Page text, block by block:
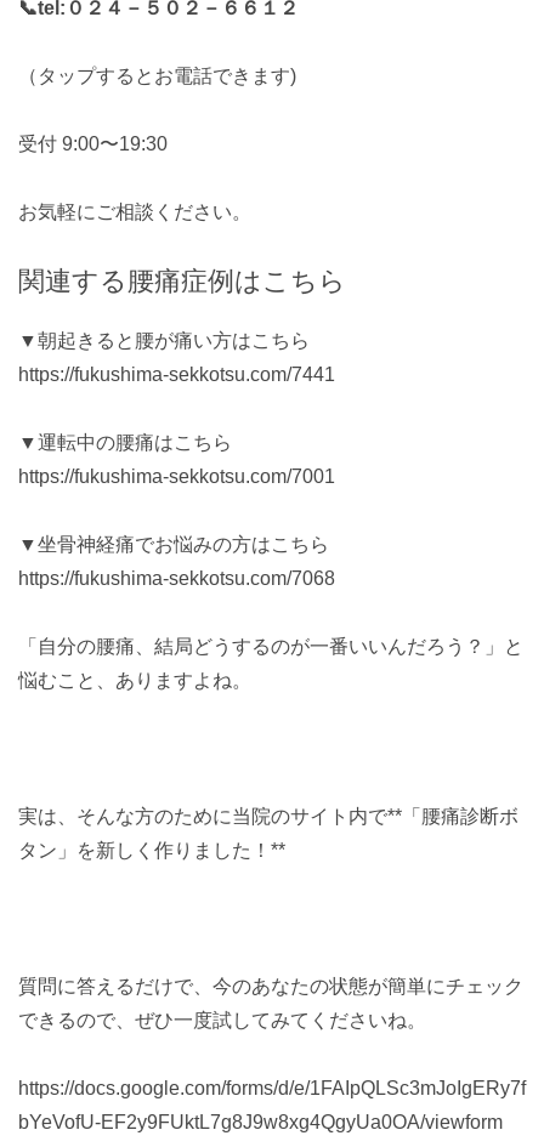
📞tel: ０２４－５０２－６６１２
（タップするとお電話できます)
受付 9:00〜19:30
お気軽にご相談ください。
関連する腰痛症例はこちら
▼朝起きると腰が痛い方はこちら
https://fukushima-sekkotsu.com/7441
▼運転中の腰痛はこちら
https://fukushima-sekkotsu.com/7001
▼坐骨神経痛でお悩みの方はこちら
https://fukushima-sekkotsu.com/7068
「自分の腰痛、結局どうするのが一番いいんだろう？」と
悩むこと、ありますよね。
実は、そんな方のために当院のサイト内で**「腰痛診断ボ
タン」を新しく作りました！**
質問に答えるだけで、今のあなたの状態が簡単にチェック
できるので、ぜひ一度試してみてくださいね。
https://docs.google.com/forms/d/e/1FAIpQLSc3mJoIgERy7f
bYeVofU-EF2y9FUktL7g8J9w8xg4QgyUa0OA/viewform